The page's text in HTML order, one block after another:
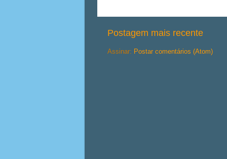
Postagem mais recente
Assinar: Postar comentários (Atom)